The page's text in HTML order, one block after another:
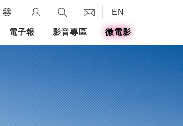
EN
電子報 影音專區 微電影